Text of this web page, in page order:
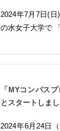
2024年7月7日(
の水女子大学で
「MYコンパス
とスタートしま
2024年6月24日